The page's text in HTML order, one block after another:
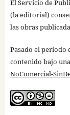
El Servicio de
(la editorial)
las obras
Pasado el
contenido bajo una
NoComercial-